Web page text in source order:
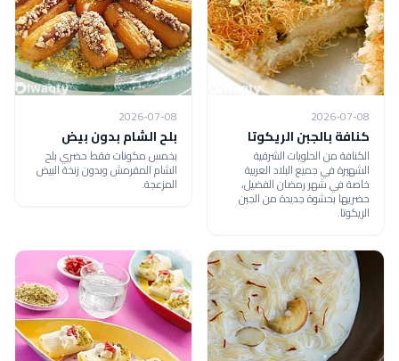
2026-07-08
كنافة بالجبن الريكوتا
الكنافة من الحلويات الشرقية
الشهيرة في جميع البلاد العربية
خاصة في شهر رمضان الفضيل،
حضريها بحشوة جديدة من الجبن
الريكوتا.
2026-07-08
بلح الشام بدون بيض
بخمس مكونات فقط حضري بلح
الشام المقرمش وبدون زنخة البيض
المزعجة.